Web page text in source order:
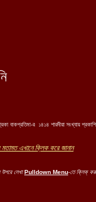
বাকপ্রতিমা-র ১৪১৪ শারদীয়া সংখ্যায়
এখানে ক্লিক করে জানান
উপরে লেখাPulldown Menu-তে ক্লিক্